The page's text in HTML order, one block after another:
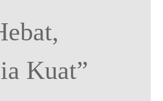
Kuat”